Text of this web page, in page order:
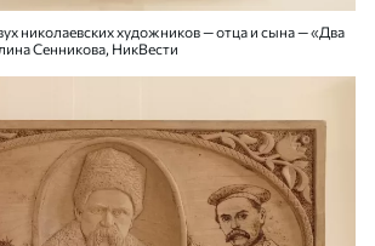
николаевских художников — отца и сына — «Два
Сенникова, НикВести